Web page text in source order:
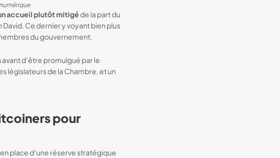
accueil plutôt mitigéde la part du
Ce dernier y voyant bien plus
du gouvernement.
avant d’être promulgué par le
législateurs de la Chambre, et un
pour
place d’une réserve stratégique